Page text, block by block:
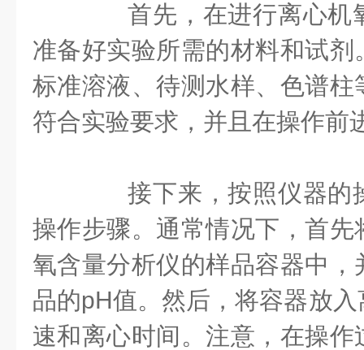
首先，在进行离心机
准备好实验所需的材料和试
标准溶液、待测水样、色谱
符合实验要求，并且在操作前
接下来，按照仪器的
操作步骤。通常情况下，首
氧含量分析仪的样品容器中
品的pH值。然后，将容器放
速和离心时间。注意，在操